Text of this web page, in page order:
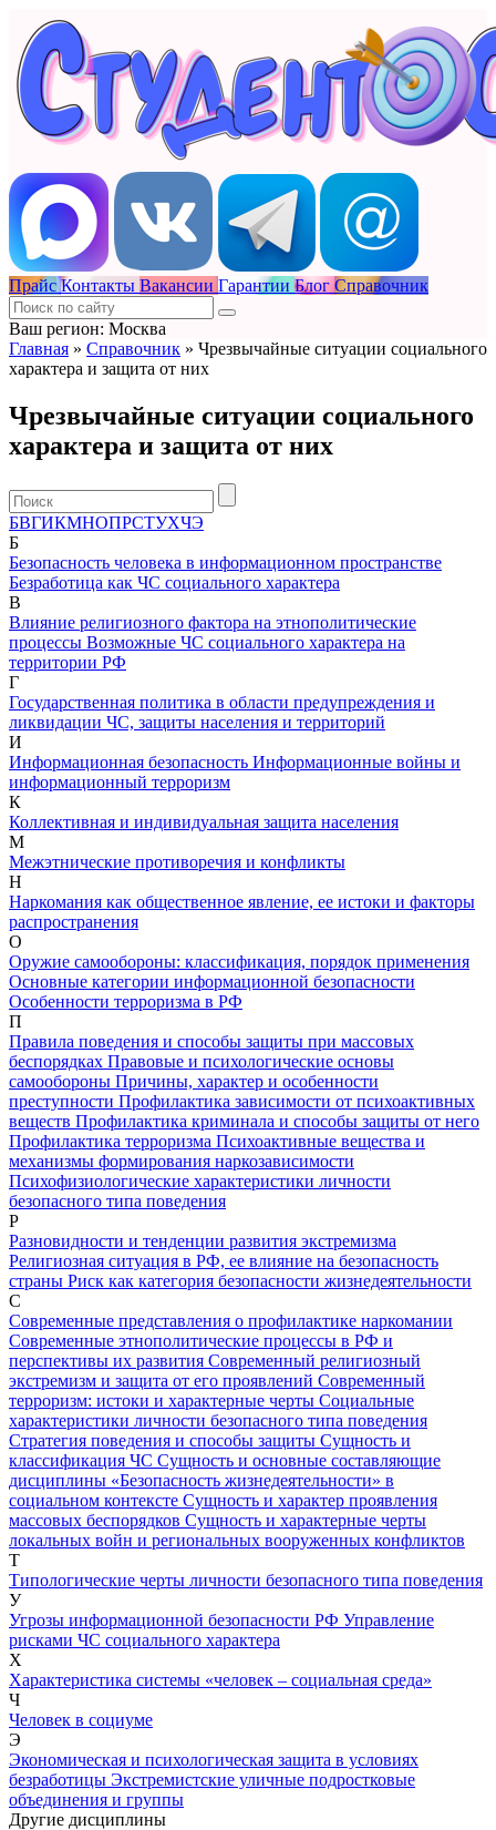
Прайс Контакты Вакансии Гарантии Блог Справочник
Ваш регион: Москва
Главная » Справочник » Чрезвычайные ситуации социального
характера и защита от них
Чрезвычайные ситуации социального
характера и защита от них
БВГИКМНОПРСТУХЧЭ
Б
Безопасность человека в информационном пространстве
Безработица как ЧС социального характера
В
Влияние религиозного фактора на этнополитические
процессы Возможные ЧС социального характера на
территории РФ
Г
Государственная политика в области предупреждения и
ликвидации ЧС, защиты населения и территорий
И
Информационная безопасность Информационные войны и
информационный терроризм
К
Коллективная и индивидуальная защита населения
М
Межэтнические противоречия и конфликты
Н
Наркомания как общественное явление, ее истоки и факторы
распространения
О
Оружие самообороны: классификация, порядок применения
Основные категории информационной безопасности
Особенности терроризма в РФ
П
Правила поведения и способы защиты при массовых
беспорядках Правовые и психологические основы
самообороны Причины, характер и особенности
преступности Профилактика зависимости от психоактивных
веществ Профилактика криминала и способы защиты от него
Профилактика терроризма Психоактивные вещества и
механизмы формирования наркозависимости
Психофизиологические характеристики личности
безопасного типа поведения
Р
Разновидности и тенденции развития экстремизма
Религиозная ситуация в РФ, ее влияние на безопасность
страны Риск как категория безопасности жизнедеятельности
С
Современные представления о профилактике наркомании
Современные этнополитические процессы в РФ и
перспективы их развития Современный религиозный
экстремизм и защита от его проявлений Современный
терроризм: истоки и характерные черты Социальные
характеристики личности безопасного типа поведения
Стратегия поведения и способы защиты Сущность и
классификация ЧС Сущность и основные составляющие
дисциплины «Безопасность жизнедеятельности» в
социальном контексте Сущность и характер проявления
массовых беспорядков Сущность и характерные черты
локальных войн и региональных вооруженных конфликтов
Т
Типологические черты личности безопасного типа поведения
У
Угрозы информационной безопасности РФ Управление
рисками ЧС социального характера
Х
Характеристика системы «человек – социальная среда»
Ч
Человек в социуме
Э
Экономическая и психологическая защита в условиях
безработицы Экстремистские уличные подростковые
объединения и группы
Другие дисциплины